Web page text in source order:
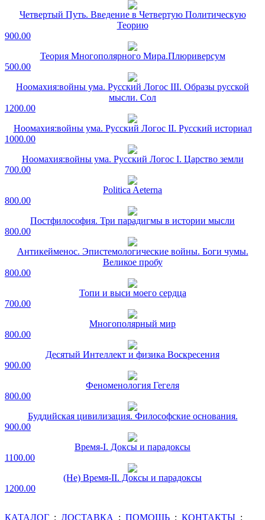
Четвертый Путь. Введение в Четвертую Политическую
Теорию
900.00
Теория Многополярного Мира.Плюриверсум
500.00
Ноомахия:войны ума. Русский Логос III. Образы русской
мысли. Сол
1200.00
Ноомахия:войны ума. Русский Логос II. Русский историал
1000.00
Ноомахия:войны ума. Русский Логос I. Царство земли
700.00
Politica Aeterna
800.00
Постфилософия. Три парадигмы в истории мысли
800.00
Антикейменос. Эпистемологические войны. Боги чумы.
Великое пробу
800.00
Топи и выси моего сердца
700.00
Многополярный мир
800.00
Десятый Интеллект и физика Воскресения
900.00
Феноменология Гегеля
800.00
Буддийская цивилизация. Философские основания.
900.00
Время-I. Доксы и парадоксы
1100.00
(Не) Время-II. Доксы и парадоксы
1200.00
КАТАЛОГ : ДОСТАВКА : ПОМОЩЬ : КОНТАКТЫ :